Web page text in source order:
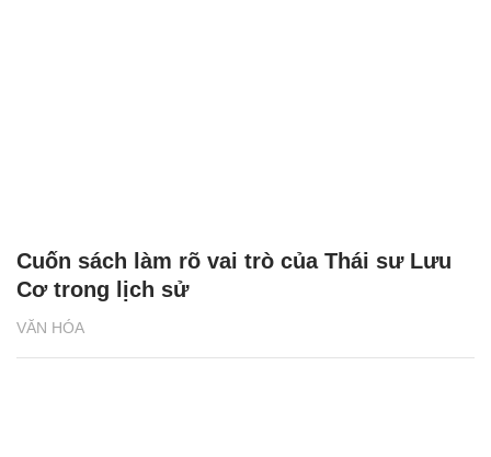
VĂN HÓA
Cuốn sách làm rõ vai trò của Thái sư Lưu
Cơ trong lịch sử